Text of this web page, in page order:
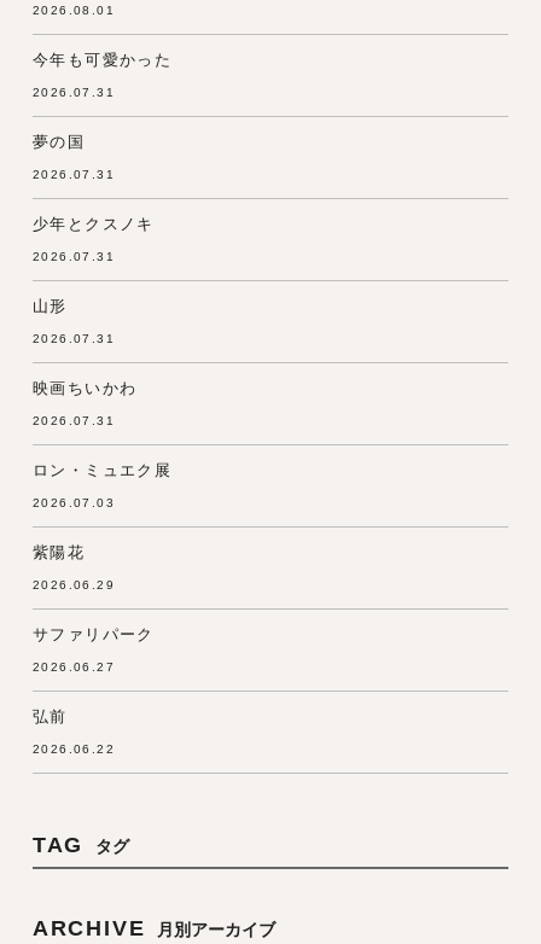
2026.08.01
今年も可愛かった
2026.07.31
夢の国
2026.07.31
少年とクスノキ
2026.07.31
山形
2026.07.31
映画ちいかわ
2026.07.31
ロン・ミュエク展
2026.07.03
紫陽花
2026.06.29
サファリパーク
2026.06.27
弘前
2026.06.22
TAG タグ
ARCHIVE 月別アーカイブ